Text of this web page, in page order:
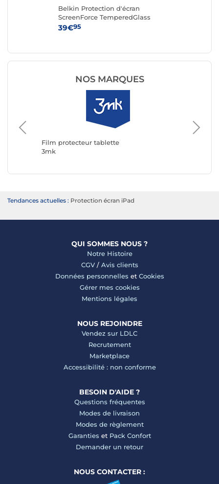
Belkin Protection d'écran
ScreenForce TemperedGlass
pour iPad 10th Gen
39€95
NOS MARQUES
Film protecteur tablette
3mk
Film
Avizar
Tendances actuelles : Protection écran iPad
QUI SOMMES NOUS ?
Notre Histoire
CGV/ Avis clients
Données personnelles et Cookies
Gérer mes cookies
Mentions légales
NOUS REJOINDRE
Vendez sur LDLC
Recrutement
Marketplace
Accessibilité : non conforme
BESOIN D'AIDE ?
Questions fréquentes
Modes de livraison
Modes de règlement
Garanties et Pack Confort
Demander un retour
NOUS CONTACTER :